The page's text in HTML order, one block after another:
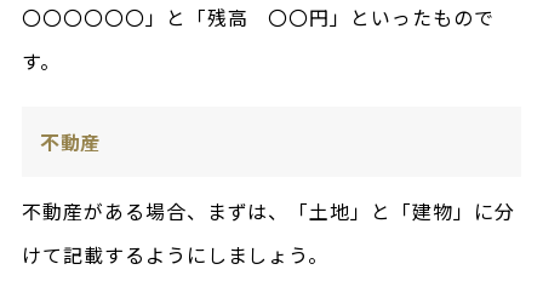
〇〇〇〇〇〇」と「残高 〇〇円」といったもので
す。
不動産
不動産がある場合、まずは、「土地」と「建物」に分
けて記載するようにしましょう。